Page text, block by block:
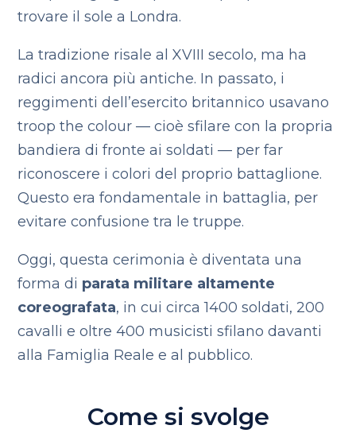
trovare il sole a Londra.
La tradizione risale al XVIII secolo, ma ha
radici ancora più antiche. In passato, i
reggimenti dell’esercito britannico usavano
troop the colour — cioè sfilare con la propria
bandiera di fronte ai soldati — per far
riconoscere i colori del proprio battaglione.
Questo era fondamentale in battaglia, per
evitare confusione tra le truppe.
Oggi, questa cerimonia è diventata una
forma di parata militare altamente
coreografata, in cui circa 1400 soldati, 200
cavalli e oltre 400 musicisti sfilano davanti
alla Famiglia Reale e al pubblico.
Come si svolge